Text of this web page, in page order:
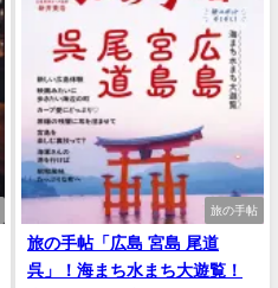
旅の手帖
旅の手帖「広島 宮島 尾道
呉」！海まち水まち大遊覧！